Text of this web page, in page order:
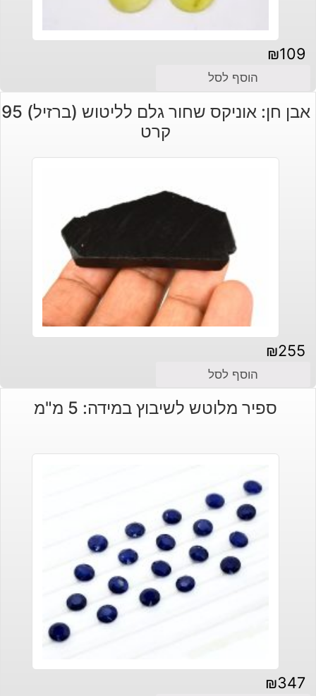
₪109
הוסף לסל
אבן חן: אוניקס שחור גלם לליטוש (ברזיל) 95
קרט
₪255
הוסף לסל
ספיר מלוטש לשיבוץ במידה: 5 מ"מ
₪347